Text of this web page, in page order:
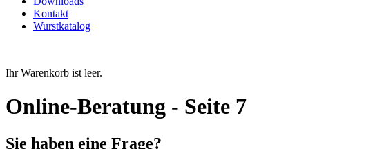
Kontakt
Wurstkatalog
Ihr Warenkorb ist leer.
Online-Beratung - Seite 7
Sie haben eine Frage?